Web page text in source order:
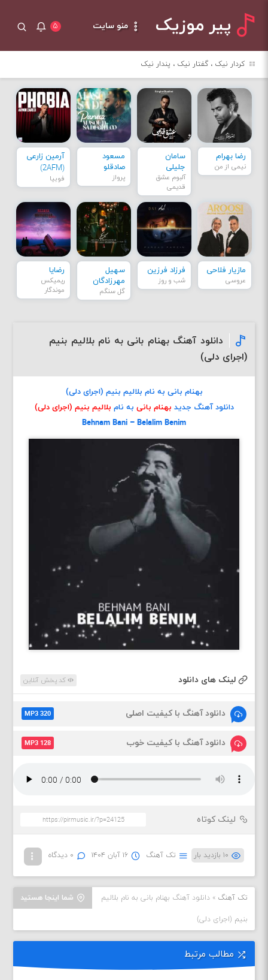
پیر موزیک منو سایت ۵
کردار نیک ، گفتار نیک ، پندار نیک
رضا بهرام
نیمی از من
سامان
جلیلی
آلبوم عشق
قدیمی
مسعود
صادقلو
پرواز
آرمین زارعی
(2AFM)
فوبیا
مازیار فلاحی
عروسی
فرزاد فرزین
شب و روز
سهیل
مهرزادگان
گل سنگم
رضایا
ریمیکس
موندگار
دانلود آهنگ بهنام بانی به نام بلالیم بنیم
(اجرای دلی)
بهنام بانی به نام بلالیم بنیم (اجرای دلی)
دانلود آهنگ جدید بهنام بانی به نام بلالیم بنیم (اجرای دلی)
Behnam Bani – Belalim Benim
لینک های دانلود کد پخش آنلاین
دانلود آهنگ با کیفیت اصلی MP3 320
دانلود آهنگ با کیفیت خوب MP3 128
لینک کوتاه
۱۰ بازدید بار تک آهنگ ۱۶ آبان ۱۴۰۴ ۰ دیدگاه
شما اینجا هستید تک آهنگ »دانلود آهنگ بهنام بانی به نام بلالیم
بنیم (اجرای دلی)
مطالب مرتبط